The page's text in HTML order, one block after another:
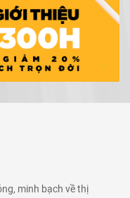
minh bạch về thị